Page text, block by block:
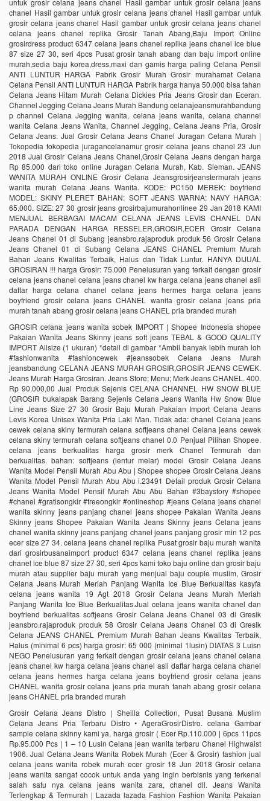
untuk grosir celana jeans chanel Hasil gambar untuk grosir celana jeans
chanel Hasil gambar untuk grosir celana jeans chanel Hasil gambar untuk
grosir celana jeans chanel Hasil gambar untuk grosir celana jeans chanel
celana jeans chanel replika Grosir Tanah Abang,Baju Import Online
grosirdress product 6347 celana jeans chanel replika jeans chanel ice blue
87 size 27 30, seri 4pcs Pusat grosir tanah abang dan baju import online
murah,sedia baju korea,dress,maxi dan gamis harga paling Celana Pensil
ANTI LUNTUR HARGA Pabrik Grosir Murah Grosir murahamat Celana
Celana Pensil ANTI LUNTUR HARGA Pabrik harga hanya 50.000 bisa tahan
Celana Jeans Hitam Murah Celana Dickies Pria Jeans Grosir dan Eceran.
Channel Jegging Celana Jeans Murah Bandung celanajeansmurahbandung
p channel Celana Jegging wanita, celana jeans wanita, celana channel
wanita Celana Jeans Wanita, Channel Jegging, Celana Jeans Pria, Grosir
Celana Jeans. Jual Grosir Celana Jeans Chanel Juragan Celana Murah |
Tokopedia tokopedia juragancelanamur grosir celana jeans chanel 23 Jun
2018 Jual Grosir Celana Jeans Chanel,Grosir Celana Jeans dengan harga
Rp 85.000 dari toko online Juragan Celana Murah, Kab. Sleman. JEANS
WANITA MURAH ONLINE Grosir Celana Jeansgrosirjeanstermurah jeans
wanita murah Celana Jeans Wanita. KODE: PC150 MEREK: boyfriend
MODEL: SKINY PLERET BAHAN: SOFT JEANS WARNA: NAVY HARGA:
65.000. SIZE: 27 30 grosir jeans grosirbajumurahonlinee 29 Jan 2018 KAMI
MENJUAL BERBAGAI MACAM CELANA JEANS LEVIS CHANEL DAN
PARADA DENGAN HARGA RESSELER,GROSIR,ECER Grosir Celana
Jeans Chanel 01 di Subang jeansbro.rajaproduk produk 56 Grosir Celana
Jeans Chanel 01 di Subang Celana JEANS CHANEL Premium Murah
Bahan Jeans Kwalitas Terbaik, Halus dan Tidak Luntur. HANYA DIJUAL
GROSIRAN !!! harga Grosir: 75.000 Penelusuran yang terkait dengan grosir
celana jeans chanel celana jeans chanel kw harga celana jeans chanel asli
daftar harga celana chanel celana jeans hermes harga celana jeans
boyfriend grosir celana jeans CHANEL wanita grosir celana jeans pria
murah tanah abang grosir celana jeans CHANEL pria branded murah
GROSIR celana jeans wanita sobek IMPORT | Shopee Indonesia shopee
Pakaian Wanita Jeans Skinny jeans soft jeans TEBAL & GOOD QUALITY
IMPORT Allsize (1 ukuran) *detail di gambar *Ambil banyak lebih murah loh
#fashionwanita #fashioncewek #jeanssobek Celana Jeans Murah
jeansbandung CELANA JEANS MURAH GROSIR,GROSIR JEANS CEWEK.
Jeans Murah Harga Grosiran. Jeans Store; Menu; Merk Jeans CHANEL. 400.
Rp 90.000,00 Jual Produk Sejenis CELANA CHANNEL HW SNOW BLUE
(GROSIR bukalapak Barang Sejenis Celana Jeans Wanita Hw Snow Blue
Line Jeans Size 27 30 Grosir Baju Murah Pakaian Import Celana Jeans
Levis Korea Unisex Wanita Pria Laki Man. Tidak ada: chanel Celana jeans
cewek celana skiny termurah celana softjeans chanel Celana jeans cewek
celana skiny termurah celana softjeans chanel 0.0 Penjual Pilihan Shopee.
celana jeans berkualitas harga grosir merk Chanel Termurah dan
berkualitas. bahan: softjeans (lentur melar) model Grosir Celana Jeans
Wanita Model Pensil Murah Abu Abu | Shopee shopee Grosir Celana Jeans
Wanita Model Pensil Murah Abu Abu i.23491 Detail produk Grosir Celana
Jeans Wanita Model Pensil Murah Abu Abu Bahan #3baystory #shopee
#chanel #gratisongkir #freeongkir #onlineshop #jeans Celana jeans chanel
wanita skinny jeans panjang chanel jeans shopee Pakaian Wanita Jeans
Skinny jeans Shopee Pakaian Wanita Jeans Skinny jeans Celana jeans
chanel wanita skinny jeans panjang chanel jeans panjang grosir min 12 pcs
ecer size 27 34. celana jeans chanel replika Pusat grosir baju murah wanita
dari grosirbusanaimport product 6347 celana jeans chanel replika jeans
chanel ice blue 87 size 27 30, seri 4pcs kami toko baju online dan grosir baju
murah atau supplier baju murah yang menjual baju couple muslim, Grosir
Celana Jeans Murah Meriah Panjang Wanita Ice Blue Berkualitas kasyfa
celana jeans wanita 19 Agt 2018 Grosir Celana Jeans Murah Meriah
Panjang Wanita Ice Blue Berkualitas.Jual celana jeans wanita chanel dan
boyfriend berkualitas softjeans Grosir Celana Jeans Chanel 03 di Gresik
jeansbro.rajaproduk produk 58 Grosir Celana Jeans Chanel 03 di Gresik
Celana JEANS CHANEL Premium Murah Bahan Jeans Kwalitas Terbaik,
Halus (minimal 6 pcs) harga grosir: 65 000 (minimal 1lusin) DIATAS 3 Luisn
NEGO Penelusuran yang terkait dengan grosir celana jeans chanel celana
jeans chanel kw harga celana jeans chanel asli daftar harga celana chanel
celana jeans hermes harga celana jeans boyfriend grosir celana jeans
CHANEL wanita grosir celana jeans pria murah tanah abang grosir celana
jeans CHANEL pria branded murah
Grosir Celana Jeans Distro | Sheilla Collection, Pusat Busana Muslim
Celana Jeans Pria Terbaru Distro • AgeraGrosirDistro. celana Gambar
sample celana skinny kami ya, harga grosir ( Ecer Rp.110.000 | 6pcs 11pcs
Rp.95.000 Pcs | 1 – 10 Lusin Celana jean wanita terbaru Chanel Highwaist
1906. Jual Celana Jeans Wanita Robek Murah (Ecer & Grosir) fashion jual
celana jeans wanita robek murah ecer grosir 18 Jun 2018 Grosir celana
jeans wanita sangat cocok untuk anda yang ingin berbisnis yang terkenal
salah satu nya celana jeans wanita zara, chanel dll. Jeans Wanita
Terlengkap & Termurah | Lazada lazada Fashion Fashion Wanita Pakaian